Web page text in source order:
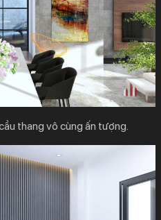
thang vô cùng ấn tượng.